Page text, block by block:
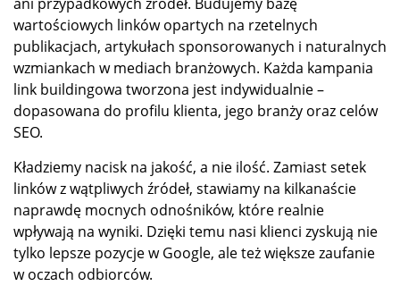
wartościowych linków opartych na rzetelnych
publikacjach, artykułach sponsorowanych i naturalnych
wzmiankach w mediach branżowych. Każda kampania
link buildingowa tworzona jest indywidualnie –
dopasowana do profilu klienta, jego branży oraz celów
SEO.
Kładziemy nacisk na jakość, a nie ilość. Zamiast setek
linków z wątpliwych źródeł, stawiamy na kilkanaście
naprawdę mocnych odnośników, które realnie
wpływają na wyniki. Dzięki temu nasi klienci zyskują nie
tylko lepsze pozycje w Google, ale też większe zaufanie
w oczach odbiorców.